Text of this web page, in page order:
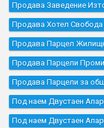
Продава Заведение
Продава Хотел Свобода
Продава Парцел
Продава Парцели
Продава Парцели за
Под наем Двустаен
Под наем Двустаен